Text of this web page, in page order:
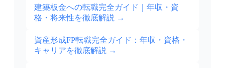
建築板金への転職完全ガイド｜年収・資
格・将来性を徹底解説 →
資産形成FP転職完全ガイド：年収・資格・
キャリアを徹底解説 →